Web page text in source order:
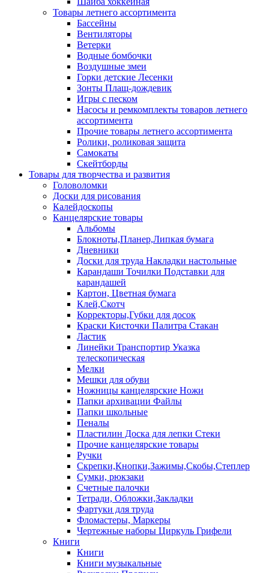
Товары летнего ассортимента
Бассейны
Вентиляторы
Ветерки
Водные бомбочки
Воздушные змеи
Горки детские Лесенки
Зонты Плащ-дождевик
Игры с песком
Насосы и ремкомплекты товаров летнего
ассортимента
Прочие товары летнего ассортимента
Ролики, роликовая защита
Самокаты
Скейтборды
Товары для творчества и развития
Головоломки
Доски для рисования
Калейдоскопы
Канцелярские товары
Альбомы
Блокноты,Планер,Липкая бумага
Дневники
Доски для труда Накладки настольные
Карандаши Точилки Подставки для
карандашей
Картон, Цветная бумага
Клей,Скотч
Корректоры,Губки для досок
Краски Кисточки Палитра Стакан
Ластик
Линейки Транспортир Указка
телескопическая
Мелки
Мешки для обуви
Ножницы канцелярские Ножи
Папки архивации Файлы
Папки школьные
Пеналы
Пластилин Доска для лепки Стеки
Прочие канцелярские товары
Ручки
Скрепки,Кнопки,Зажимы,Скобы,Степлер
Сумки, рюкзаки
Счетные палочки
Тетради, Обложки,Закладки
Фартуки для труда
Фломастеры, Маркеры
Чертежные наборы Циркуль Грифели
Книги
Книги
Книги музыкальные